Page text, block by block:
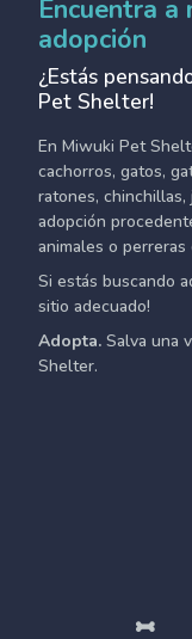
Encuentra a
adopción
¿Estás
Pet Shelter!
En Miwuki Pet
cachorros, gatos,
ratones,
adopción
animales o
Si estás buscando
sitio adecuado!
Adopta. Salva una
Shelter.